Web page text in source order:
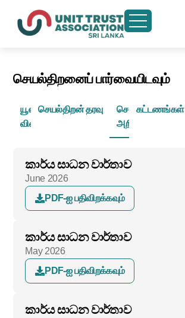
செயல்திறனைப் பார்வையிடவும்
யூனிட்
விலைகள்
செயல்திறன் தரவு
செயல்திறன்
அறிக்கைகள்
கட்டணங்கள்
කාර්ය සාධන වාර්තාව
June 2026
PDF-ஐ பதிவிறக்கவும்
කාර්ය සාධන වාර්තාව
May 2026
PDF-ஐ பதிவிறக்கவும்
කාර්ය සාධන වාර්තාව